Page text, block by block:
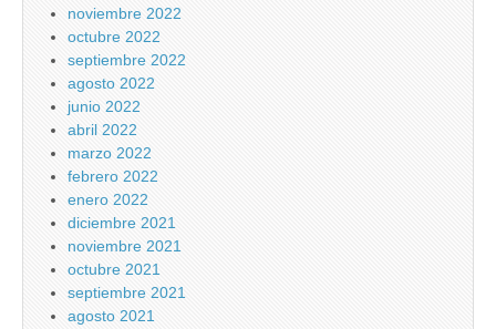
noviembre 2022
octubre 2022
septiembre 2022
agosto 2022
junio 2022
abril 2022
marzo 2022
febrero 2022
enero 2022
diciembre 2021
noviembre 2021
octubre 2021
septiembre 2021
agosto 2021